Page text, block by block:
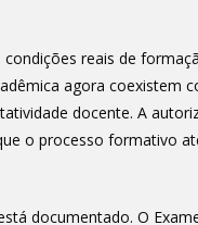
reais de
agora coexistem
docente. A
o processo formativo
documentado. O